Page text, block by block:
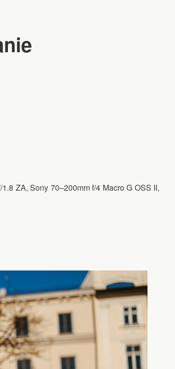
ZA, Sony 70–200mm f/4 Macro G OSS II,